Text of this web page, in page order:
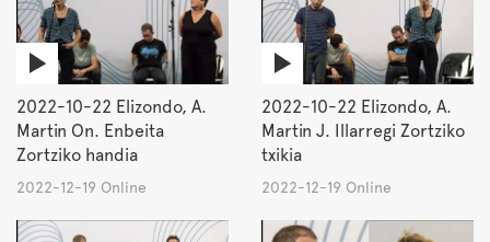
2022-10-22 Elizondo, A.
Martin On. Enbeita
Zortziko handia
2022-12-19 Online
2022-10-22 Elizondo, A.
Martin J. Illarregi Zortziko
txikia
2022-12-19 Online